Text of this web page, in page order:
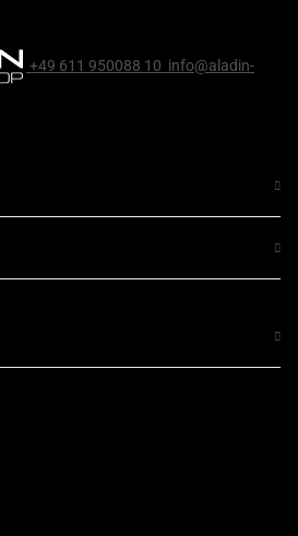
+49 611 950088 10 info@aladin-